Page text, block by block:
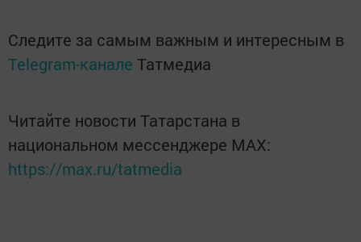
Следите за самым важным и интересным в
Telegram-канале Татмедиа
Читайте новости Татарстана в
национальном мессенджере MАХ:
https://max.ru/tatmedia